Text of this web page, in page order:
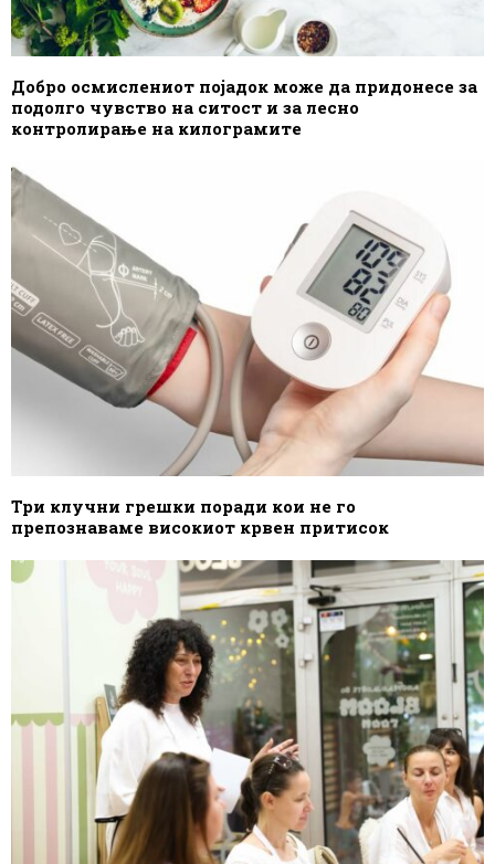
Добро осмислениот појадок може да придонесе за
подолго чувство на ситост и за лесно
контролирање на килограмите
Три клучни грешки поради кои не го
препознаваме високиот крвен притисок